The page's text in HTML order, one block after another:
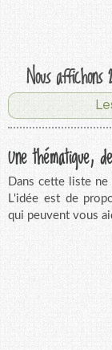
Nous
Une thématique,
Dans cette liste
L'idée est de
qui peuvent vous